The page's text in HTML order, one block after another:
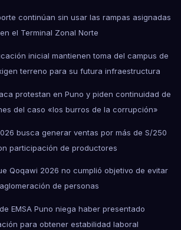
continúan sin usar las rampas asignadas
en el Terminal Zonal Norte
inicial mantienen toma del campus de
terreno para su futura infraestructura
protestan en Puno y piden continuidad de
del caso «los burros de la corrupción»
busca generar ventas por más de S/250
participación de productores
Qoqawi 2026 no cumplió objetivo de evitar
aglomeración de personas
EMSA Puno niega haber presentado
para obtener estabilidad laboral